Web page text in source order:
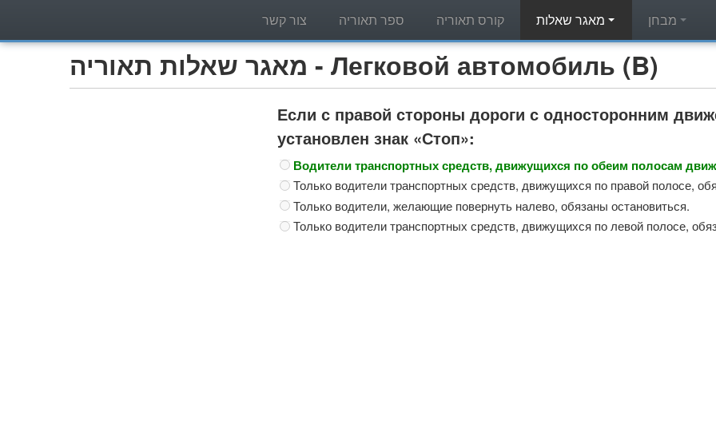
קורס תאוריה ספר תאוריה צור קשר
מאגר שאלות תאוריה - Легковой автомобиль (B)
Если с правой стороны дороги с односторонним
установлен знак «Стоп»:
Водители транспортных средств, движущихся по обеим полосам
Только водители транспортных средств, движущихся по правой полосе,
Только водители, желающие повернуть налево, обязаны остановиться.
Только водители транспортных средств, движущихся по левой полосе,